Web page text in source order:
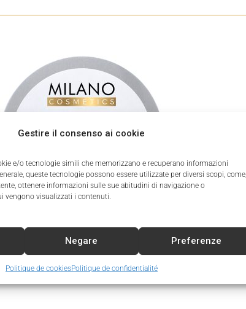
Gestire il consenso ai cookie
e/o tecnologie simili che memorizzano e recuperano informazioni
queste tecnologie possono essere utilizzate per diversi scopi, come,
ottenere informazioni sulle sue abitudini di navigazione o
vengono visualizzati i contenuti.
Negare Preferenze
Politique de cookiesPolitique de confidentialité
FIBRE 85gr
9.90